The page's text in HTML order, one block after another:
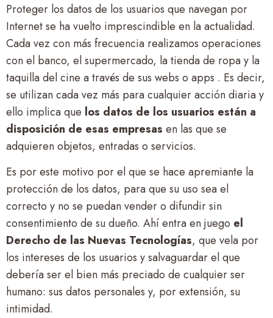
Proteger los datos de los usuarios que navegan por
Internet se ha vuelto imprescindible en la actualidad.
Cada vez con más frecuencia realizamos operaciones
con el banco, el supermercado, la tienda de ropa y la
taquilla del cine a través de sus webs o apps . Es decir,
se utilizan cada vez más para cualquier acción diaria y
ello implica que los datos de los usuarios están a
disposición de esas empresas en las que se
adquieren objetos, entradas o servicios.
Es por este motivo por el que se hace apremiante la
protección de los datos, para que su uso sea el
correcto y no se puedan vender o difundir sin
consentimiento de su dueño. Ahí entra en juego el
Derecho de las Nuevas Tecnologías, que vela por
los intereses de los usuarios y salvaguardar el que
debería ser el bien más preciado de cualquier ser
humano: sus datos personales y, por extensión, su
intimidad.